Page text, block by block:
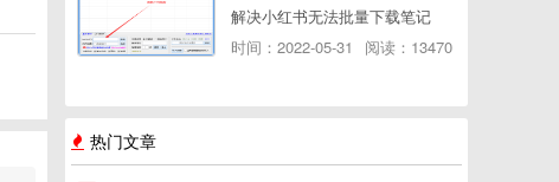
解决小红书无法批量下载笔记
时间：2022-05-31
阅读：13470
热门文章